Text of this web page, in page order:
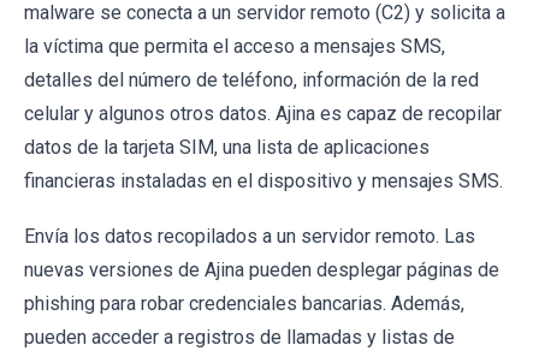
malware se conecta a un servidor remoto (C2) y solicita a
la víctima que permita el acceso a mensajes SMS,
detalles del número de teléfono, información de la red
celular y algunos otros datos. Ajina es capaz de recopilar
datos de la tarjeta SIM, una lista de aplicaciones
financieras instaladas en el dispositivo y mensajes SMS.
Envía los datos recopilados a un servidor remoto. Las
nuevas versiones de Ajina pueden desplegar páginas de
phishing para robar credenciales bancarias. Además,
pueden acceder a registros de llamadas y listas de